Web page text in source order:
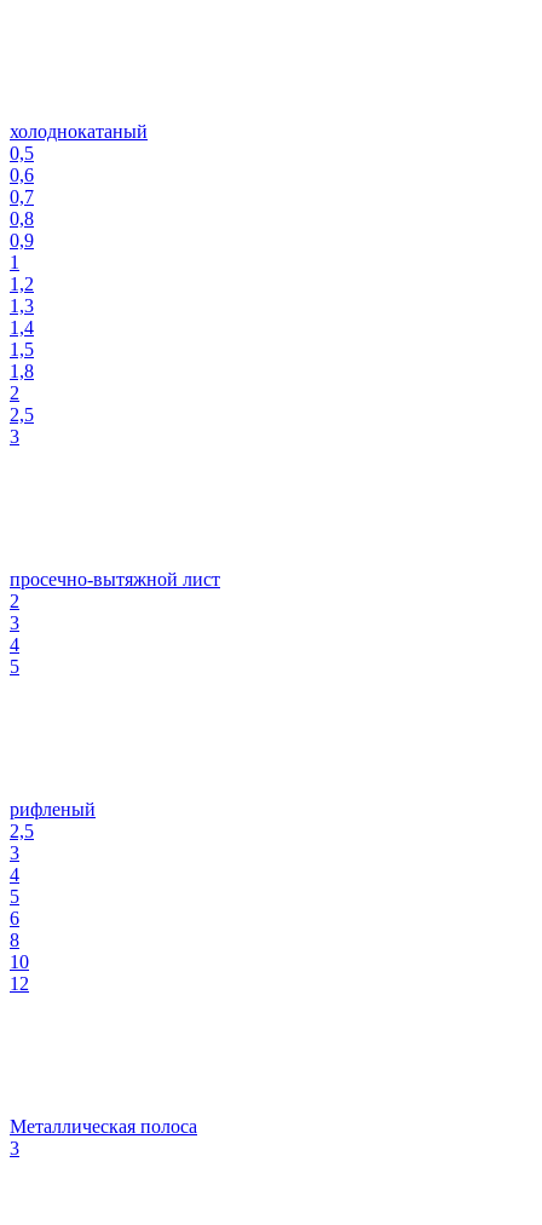
холоднокатаный
0,5
0,6
0,7
0,8
0,9
1
1,2
1,3
1,4
1,5
1,8
2
2,5
3
просечно-вытяжной лист
2
3
4
5
рифленый
2,5
3
4
5
6
8
10
12
Металлическая полоса
3